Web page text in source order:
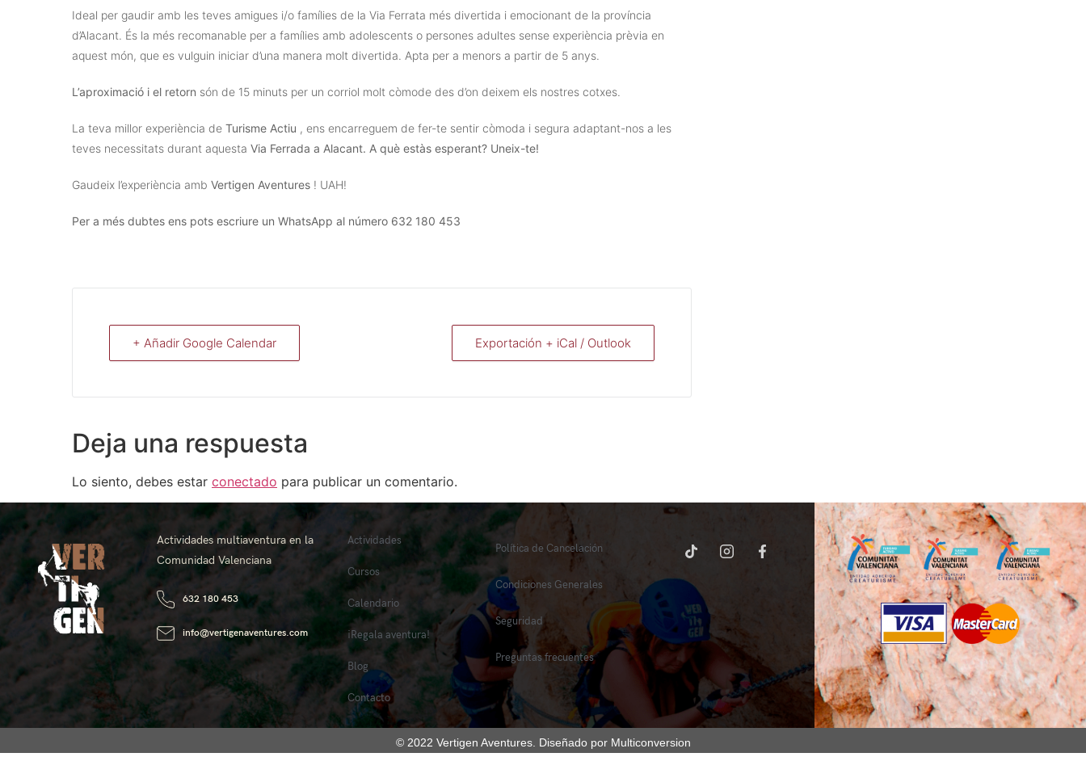
Ideal per gaudir amb les teves amigues i/o famílies de la Via Ferrata més divertida i emocionant de la província
d’Alacant. És la més recomanable per a famílies amb adolescents o persones adultes sense experiència prèvia en
aquest món, que es vulguin iniciar d’una manera molt divertida. Apta per a menors a partir de 5 anys.
L’aproximació i el retorn són de 15 minuts per un corriol molt còmode des d’on deixem els nostres cotxes.
La teva millor experiència de Turisme Actiu , ens encarreguem de fer-te sentir còmoda i segura adaptant-nos a les
teves necessitats durant aquesta Via Ferrada a Alacant. A què estàs esperant? Uneix-te!
Gaudeix l’experiència amb Vertigen Aventures ! UAH!
Per a més dubtes ens pots escriure un WhatsApp al número 632 180 453
+ Añadir Google Calendar Exportación + iCal / Outlook
Deja una respuesta
Lo siento, debes estar conectado para publicar un comentario.
Actividades multiaventura en la
Comunidad Valenciana
632 180 453
info@vertigenaventures.com
Actividades
Cursos
Calendario
¡Regala aventura!
Blog
Contacto
Política de Cancelación
Condiciones Generales
Seguridad
Preguntas frecuentes
© 2022 Vertigen Aventures. Diseñado por Multiconversion